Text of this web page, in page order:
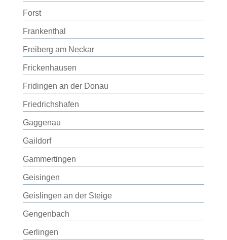
Forst
Frankenthal
Freiberg am Neckar
Frickenhausen
Fridingen an der Donau
Friedrichshafen
Gaggenau
Gaildorf
Gammertingen
Geisingen
Geislingen an der Steige
Gengenbach
Gerlingen